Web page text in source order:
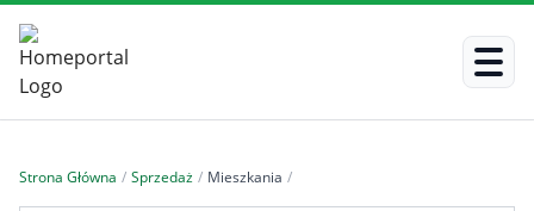
Strona Główna / Sprzedaż / Mieszkania /